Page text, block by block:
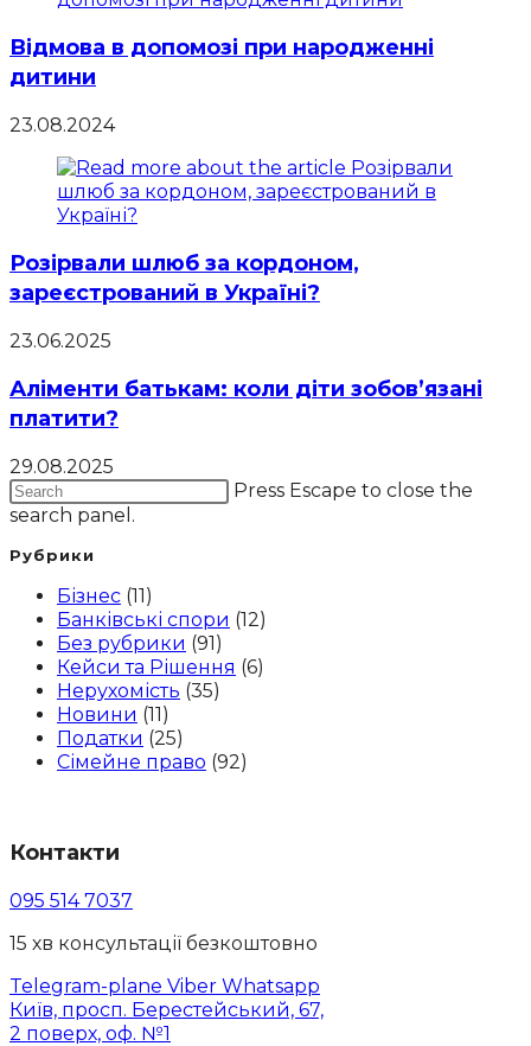
Відмова в допомозі при народженні
дитини
23.08.2024
Розірвали шлюб за кордоном,
зареєстрований в Україні?
23.06.2025
Аліменти батькам: коли діти зобов’язані
платити?
29.08.2025
Press Escape to close the
search panel.
Рубрики
Бізнес (11)
Банківські спори (12)
Без рубрики (91)
Кейси та Рішення (6)
Нерухомість (35)
Новини (11)
Податки (25)
Сімейне право (92)
Контакти
095 514 7037
15 хв консультації безкоштовно
Telegram-plane Viber Whatsapp
Київ, просп. Берестейський, 67,
2 поверх, оф. №1